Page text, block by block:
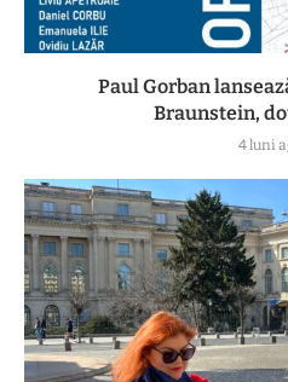
Paul Gorban
Braunstein,
4 luni